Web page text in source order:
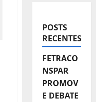
POSTS
RECENTES
FETRACO
NSPAR
PROMOV
E DEBATE